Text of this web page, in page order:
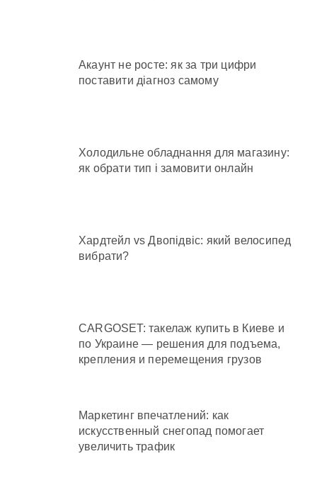
Акаунт не росте: як за три цифри
поставити діагноз самому
Холодильне обладнання для магазину:
як обрати тип і замовити онлайн
Хардтейл vs Двопідвіс: який велосипед
вибрати?
CARGOSET: такелаж купить в Киеве и
по Украине — решения для подъема,
крепления и перемещения грузов
Маркетинг впечатлений: как
искусственный снегопад помогает
увеличить трафик